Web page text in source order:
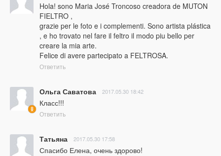
Hola! sono Maria José Troncoso creadora de MUTON
FIELTRO ,
grazie per le foto e i complementi. Sono artista plástica
, e ho trovato nel fare il feltro il modo piu bello per
creare la mia arte.
Felice di avere partecipato a FELTROSA.
Ответить
Ольга Саватова 2017.05.30 18:42
Класс!!!
Ответить
Татьяна 2017.05.30 17:58
Спасибо Елена, очень здорово!